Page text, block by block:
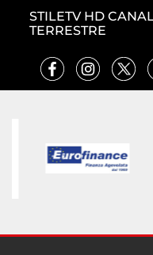
STILETV HD
TERRESTRE